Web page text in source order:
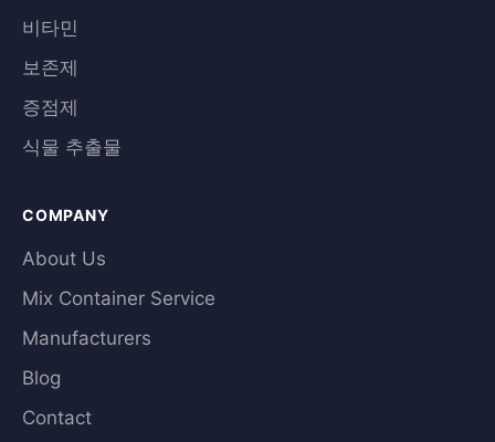
비타민
보존제
증점제
식물 추출물
COMPANY
About Us
Mix Container Service
Manufacturers
Blog
Contact